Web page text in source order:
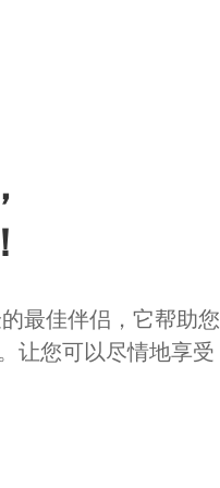
最佳伴侣，它帮助您
让您可以尽情地享受